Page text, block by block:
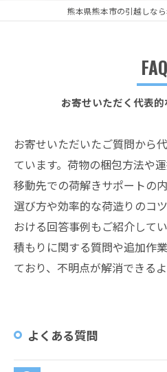
熊本県熊本市の引越しな
お寄せいただく代表
FAQ
お寄せいただいたご質問から
ています。荷物の梱包方法や
移動先での荷解きサポートの
選び方や効率的な荷造りのコ
おける回答事例もご紹介して
積もりに関する質問や追加作
ており、不明点が解消できるよ
よくある質問